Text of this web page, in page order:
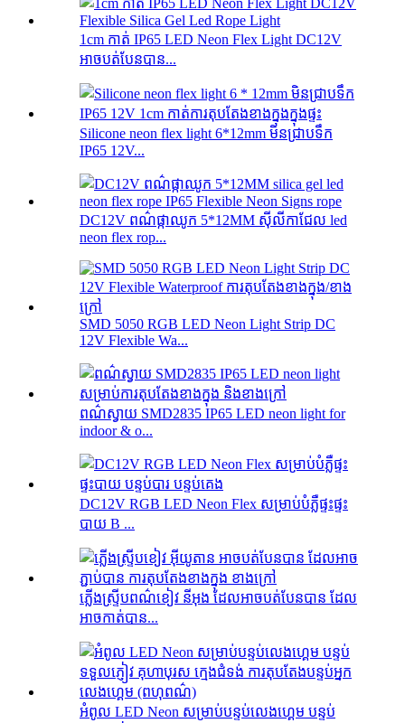
1cm កាត់ IP65 LED Neon Flex Light DC12V
អាចបត់បែនបាន...
Silicone neon flex light 6*12mm មិនជ្រាបទឹក
IP65 12V...
DC12V ពណ៌ផ្កាឈូក 5*12MM ស៊ីលីកាជែល led
neon flex rop...
SMD 5050 RGB LED Neon Light Strip DC
12V Flexible Wa...
ពណ៌ស្វាយ SMD2835 IP65 LED neon light for
indoor & o...
DC12V RGB LED Neon Flex សម្រាប់បំភ្លឺផ្ទះផ្ទះ
បាយ B ...
ភ្លើងស្ទ្រីបពណ៌ខៀវ នីអុង ដែលអាចបត់បែនបាន ដែល
អាចកាត់បាន...
អំពូល LED Neon សម្រាប់បន្ទប់លេងហ្គេម បន្ទប់